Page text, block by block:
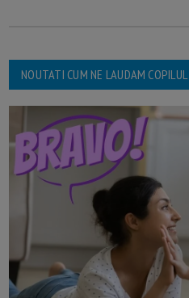
NOUTATI CUM NE LAUDAM COPILUL